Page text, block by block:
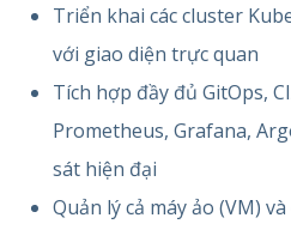
Triển khai các cluster
với giao diện trực quan
Tích hợp đầy đủ GitOps,
Prometheus, Grafana,
sát hiện đại
Quản lý cả máy ảo (VM)